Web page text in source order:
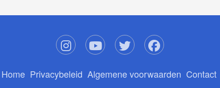
Home Privacybeleid Algemene voorwaarden Contact